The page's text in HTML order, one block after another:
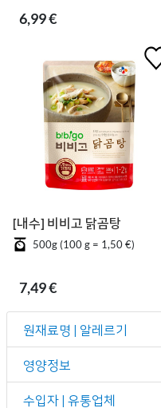
6,99 €
[내수] 비비고 닭곰탕
500g (100 g = 1,50 €)
7,49 €
원재료명 | 알레르기
영양정보
수입자 | 유통업체